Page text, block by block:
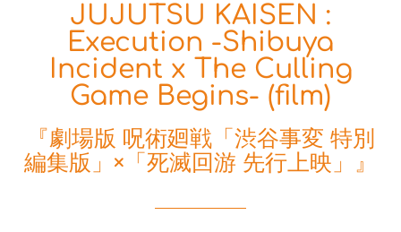
JUJUTSU KAISEN :
Execution -Shibuya
Incident x The Culling
Game Begins- (film)
『劇場版 呪術廻戦「渋谷事変 特別
編集版」×「死滅回游 先行上映」』